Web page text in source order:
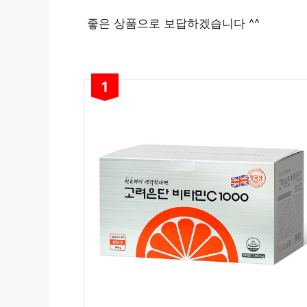
좋은 상품으로 보답하겠습니다 ^^
1